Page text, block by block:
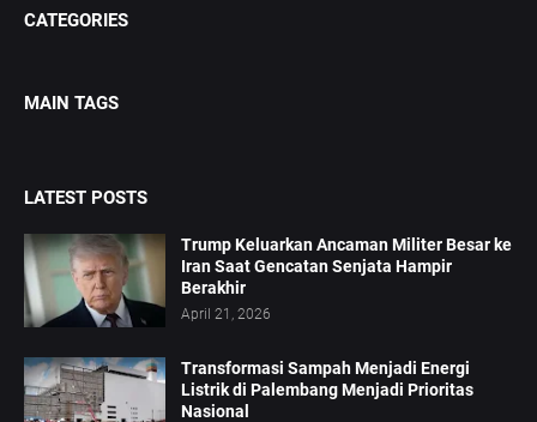
CATEGORIES
MAIN TAGS
LATEST POSTS
Trump Keluarkan Ancaman Militer Besar ke
Iran Saat Gencatan Senjata Hampir
Berakhir
April 21, 2026
Transformasi Sampah Menjadi Energi
Listrik di Palembang Menjadi Prioritas
Nasional